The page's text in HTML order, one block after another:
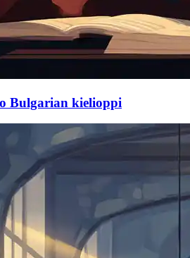
Bulgarian kielioppi